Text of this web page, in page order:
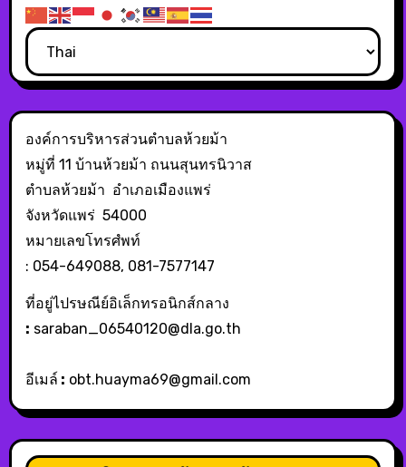
องค์การบริหารส่วนตำบลห้วยม้า
หมู่ที่ 11 บ้านห้วยม้า ถนนสุนทรนิวาส
ตำบลห้วยม้า อำเภอเมืองแพร่
จังหวัดแพร่ 54000
หมายเลขโทรศํพท์
: 054-649088, 081-7577147
ที่อยู่ไปรษณีย์อิเล็กทรอนิกส์กลาง
: saraban_06540120@dla.go.th
อีเมล์ : obt.huayma69@gmail.com